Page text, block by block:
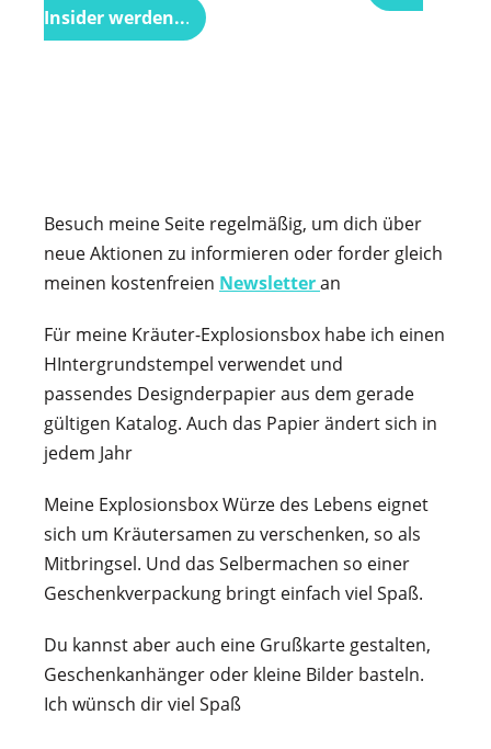
Insider werden...
Besuch meine Seite regelmäßig, um dich über
neue Aktionen zu informieren oder forder gleich
meinen kostenfreien Newsletteran
Für meine Kräuter-Explosionsbox habe ich einen
HIntergrundstempel verwendet und
passendes Designderpapier aus dem gerade
gültigen Katalog. Auch das Papier ändert sich in
jedem Jahr
Meine Explosionsbox Würze des Lebens eignet
sich um Kräutersamen zu verschenken, so als
Mitbringsel. Und das Selbermachen so einer
Geschenkverpackung bringt einfach viel Spaß.
Du kannst aber auch eine Grußkarte gestalten,
Geschenkanhänger oder kleine Bilder basteln.
Ich wünsch dir viel Spaß